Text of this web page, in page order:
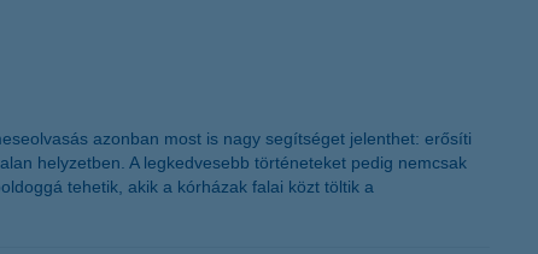
azonban most is nagy segítséget jelenthet: erősíti
helyzetben. A legkedvesebb történeteket pedig nemcsak
tehetik, akik a kórházak falai közt töltik a